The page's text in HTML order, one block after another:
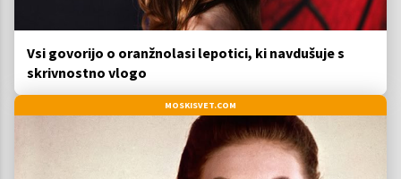
Vsi govorijo o oranžnolasi lepotici, ki navdušuje s
skrivnostno vlogo
MOSKISVET.COM